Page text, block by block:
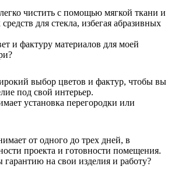
чистить с помощью мягкой ткани и
для стекла, избегая абразивных
и фактуру материалов для моей
выбор цветов и фактур, чтобы вы
под свой интерьер.
установка перегородки или
от одного до трех дней, в
проекта и готовности помещения.
гарантию на свои изделия и работу?